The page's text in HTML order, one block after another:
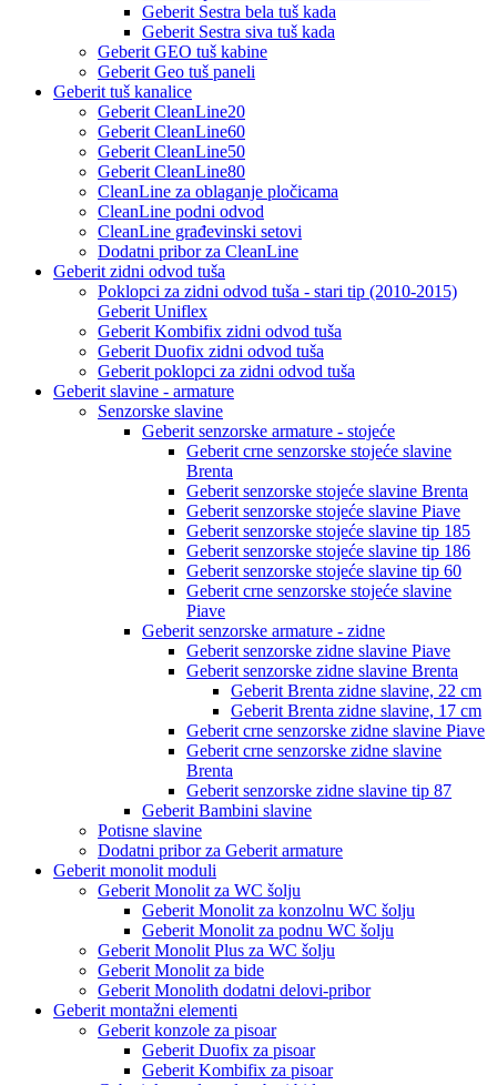
Geberit Sestra bela tuš kada
Geberit Sestra siva tuš kada
Geberit GEO tuš kabine
Geberit Geo tuš paneli
Geberit tuš kanalice
Geberit CleanLine20
Geberit CleanLine60
Geberit CleanLine50
Geberit CleanLine80
CleanLine za oblaganje pločicama
CleanLine podni odvod
CleanLine građevinski setovi
Dodatni pribor za CleanLine
Geberit zidni odvod tuša
Poklopci za zidni odvod tuša - stari tip (2010-2015)
Geberit Uniflex
Geberit Kombifix zidni odvod tuša
Geberit Duofix zidni odvod tuša
Geberit poklopci za zidni odvod tuša
Geberit slavine - armature
Senzorske slavine
Geberit senzorske armature - stojeće
Geberit crne senzorske stojeće slavine
Brenta
Geberit senzorske stojeće slavine Brenta
Geberit senzorske stojeće slavine Piave
Geberit senzorske stojeće slavine tip 185
Geberit senzorske stojeće slavine tip 186
Geberit senzorske stojeće slavine tip 60
Geberit crne senzorske stojeće slavine
Piave
Geberit senzorske armature - zidne
Geberit senzorske zidne slavine Piave
Geberit senzorske zidne slavine Brenta
Geberit Brenta zidne slavine, 22 cm
Geberit Brenta zidne slavine, 17 cm
Geberit crne senzorske zidne slavine Piave
Geberit crne senzorske zidne slavine
Brenta
Geberit senzorske zidne slavine tip 87
Geberit Bambini slavine
Potisne slavine
Dodatni pribor za Geberit armature
Geberit monolit moduli
Geberit Monolit za WC šolju
Geberit Monolit za konzolnu WC šolju
Geberit Monolit za podnu WC šolju
Geberit Monolit Plus za WC šolju
Geberit Monolit za bide
Geberit Monolith dodatni delovi-pribor
Geberit montažni elementi
Geberit konzole za pisoar
Geberit Duofix za pisoar
Geberit Kombifix za pisoar